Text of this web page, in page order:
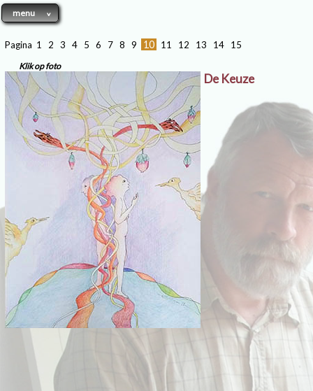
menu
Pagina 1 2 3 4 5 6 7 8 9 10 11 12 13 14 15
Klik op foto
De Keuze